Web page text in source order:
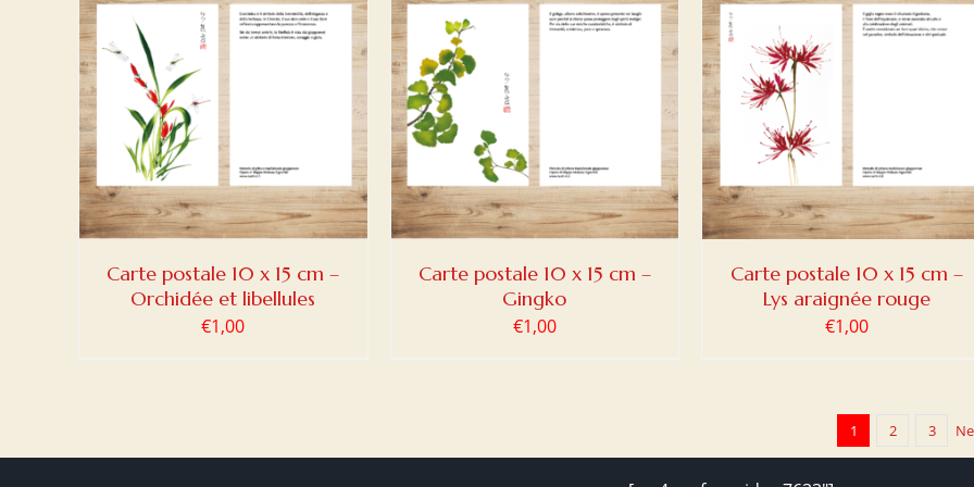
Carte postale 10 x 15 cm –
Orchidée et libellules
€1,00
AJOUTER AU PANIER
Carte postale 10 x 15 cm –
Gingko
€1,00
AJOUTER AU PANIER
Carte postale 10 x 15 cm –
Lys araignée rouge
€1,00
1 2 3